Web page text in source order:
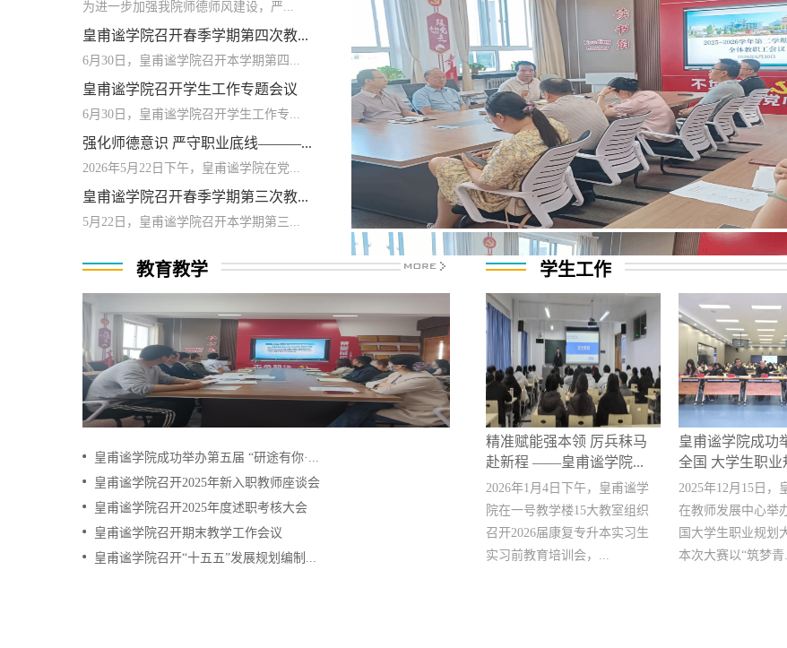
为进一步加强我院师德师风建设，严...
皇甫谧学院召开春季学期第四次教...
6月30日，皇甫谧学院召开本学期第四...
皇甫谧学院召开学生工作专题会议
6月30日，皇甫谧学院召开学生工作专...
强化师德意识 严守职业底线———...
2026年5月22日下午，皇甫谧学院在党...
皇甫谧学院召开春季学期第三次教...
5月22日，皇甫谧学院召开本学期第三...
教育教学
皇甫谧学院成功举办第五届 “研途有你·...
皇甫谧学院召开2025年新入职教师座谈会
皇甫谧学院召开2025年度述职考核大会
皇甫谧学院召开期末教学工作会议
皇甫谧学院召开“十五五”发展规划编制...
学生工作
精准赋能强本领 厉兵秣马
赴新程 ——皇甫谧学院...
2026年1月4日下午，皇甫谧学
院在一号教学楼15大教室组织
召开2026届康复专升本实习生
实习前教育培训会，...
皇甫谧学院成功
全国 大学生职业
2025年12月15日，
在教师发展中心举
国大学生职业规划
本次大赛以“筑梦青